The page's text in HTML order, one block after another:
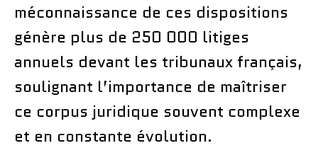
méconnaissance de ces dispositions
génère plus de 250 000 litiges
annuels devant les tribunaux français,
soulignant l’importance de maîtriser
ce corpus juridique souvent complexe
et en constante évolution.